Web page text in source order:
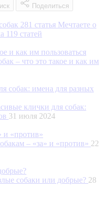
Поделиться
281 статья Мечтаете о
119 статей
– что это такое и как им
клички для собак:
31 июля 2024
– «за» и «против» 22
собаки или добрые? 28